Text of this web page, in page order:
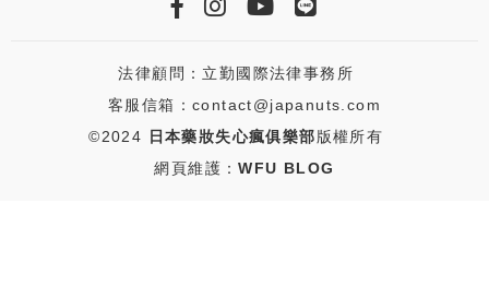
法律顧問：立勤國際法律事務所
客服信箱：contact@japanuts.com
©2024
日本藥妝失心瘋俱樂部版權所有
網頁維護：WFU BLOG